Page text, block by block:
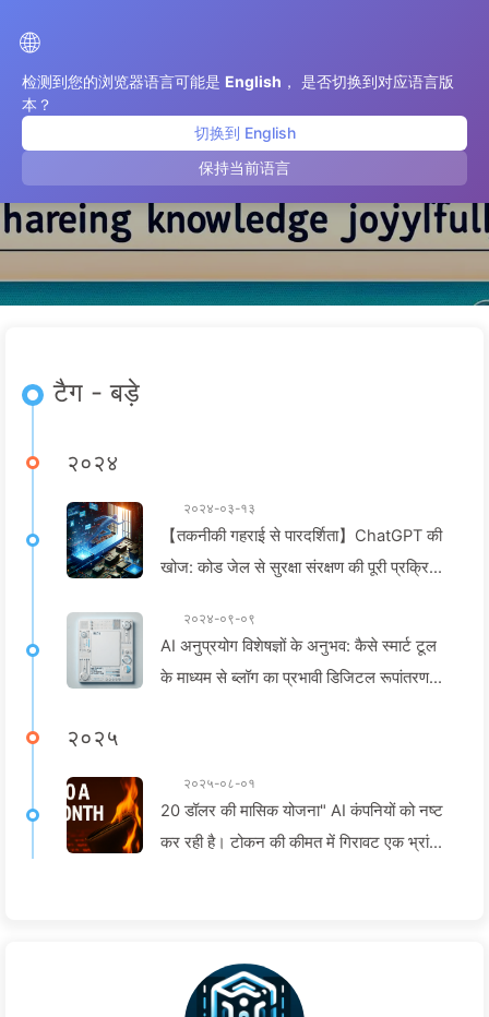
🌐
检测到您的浏览器语言可能是 English ， 是否切换到对应语言版
本？
切换到 English
保持当前语言
बड़े
टैग - बड़े
२०२४
२०२४-०३-१३
【तकनीकी गहराई से पारदर्शिता】ChatGPT की
खोज: कोड जेल से सुरक्षा संरक्षण की पूरी प्रक्रिया
२०२४-०९-०९
AI अनुप्रयोग विशेषज्ञों के अनुभव: कैसे स्मार्ट टूल
के माध्यम से ब्लॉग का प्रभावी डिजिटल रूपांतरण
२०२५
२०२५-०८-०१
20 डॉलर की मासिक योजना" AI कंपनियों को नष्ट
कर रही है। टोकन की कीमत में गिरावट एक भ्रांति